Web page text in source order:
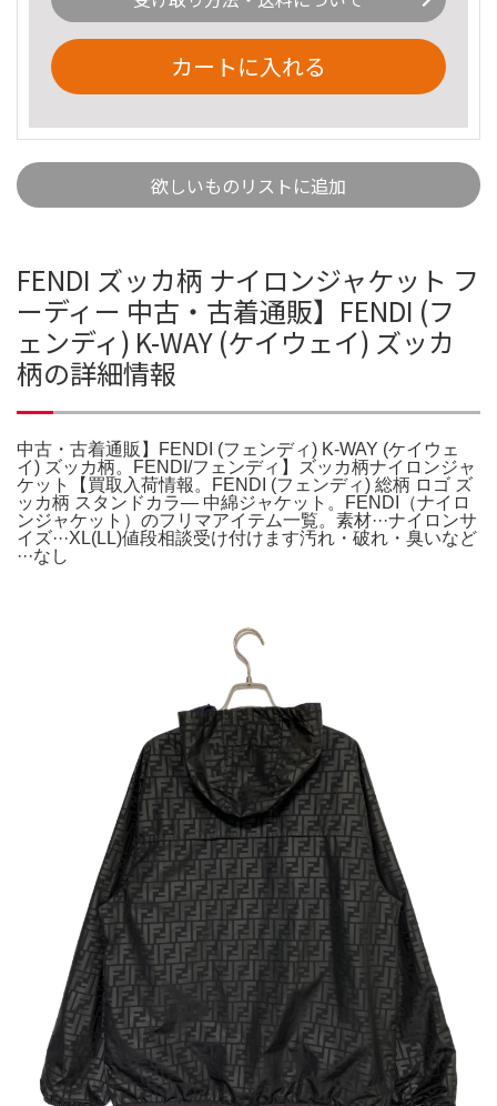
カートに入れる
欲しいものリストに追加
FENDI ズッカ柄 ナイロンジャケット フ
ーディー 中古・古着通販】FENDI (フ
ェンディ) K-WAY (ケイウェイ) ズッカ
柄の詳細情報
中古・古着通販】FENDI (フェンディ) K-WAY (ケイウェ
イ) ズッカ柄。FENDI/フェンディ】ズッカ柄ナイロンジャ
ケット【買取入荷情報。FENDI (フェンディ) 総柄 ロゴ ズ
ッカ柄 スタンドカラ― 中綿ジャケット。FENDI（ナイロ
ンジャケット）のフリマアイテム一覧。素材···ナイロンサ
イズ···XL(LL)値段相談受け付けます汚れ・破れ・臭いなど
···なし